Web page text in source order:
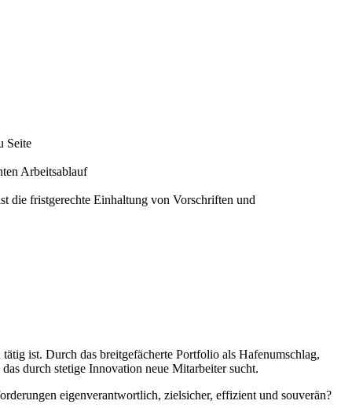
Seite
Arbeitsablauf
die fristgerechte Einhaltung von Vorschriften und
ist. Durch das breitgefächerte Portfolio als Hafenumschlag,
durch stetige Innovation neue Mitarbeiter sucht.
eigenverantwortlich, zielsicher, effizient und souverän?